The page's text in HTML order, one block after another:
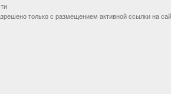
только с размещением активной ссылки на